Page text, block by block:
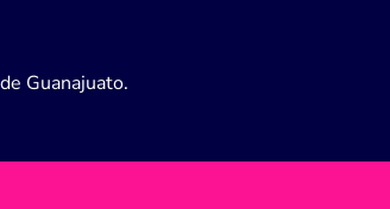
Guanajuato.